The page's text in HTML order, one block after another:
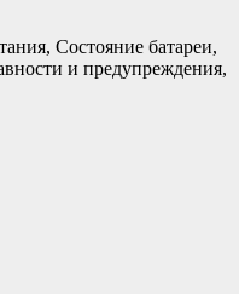
Состояние батареи,
и предупреждения,